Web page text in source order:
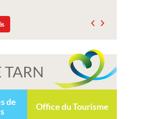
TARN
de
Office du Tourisme